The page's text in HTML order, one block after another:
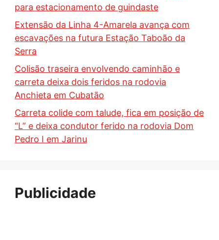
para estacionamento de guindaste
Extensão da Linha 4-Amarela avança com
escavações na futura Estação Taboão da
Serra
Colisão traseira envolvendo caminhão e
carreta deixa dois feridos na rodovia
Anchieta em Cubatão
Carreta colide com talude, fica em posição de
“L” e deixa condutor ferido na rodovia Dom
Pedro I em Jarinu
Publicidade